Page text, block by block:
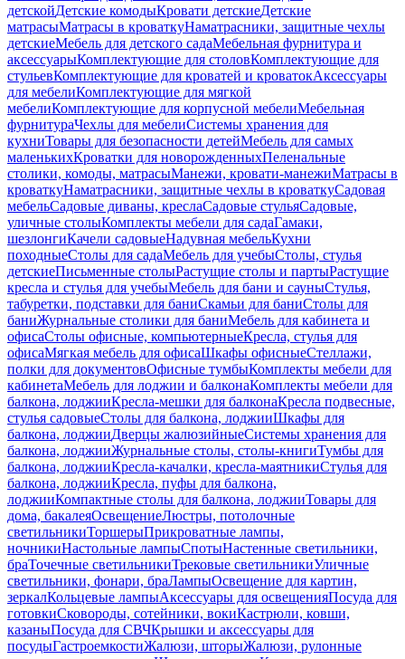
детскойДетские комодыКровати детскиеДетские
матрасыМатрасы в кроваткуНаматрасники, защитные чехлы
детскиеМебель для детского садаМебельная фурнитура и
аксессуарыКомплектующие для столовКомплектующие для
стульевКомплектующие для кроватей и кроватокАксессуары
для мебелиКомплектующие для мягкой
мебелиКомплектующие для корпусной мебелиМебельная
фурнитураЧехлы для мебелиСистемы хранения для
кухниТовары для безопасности детейМебель для самых
маленькихКроватки для новорожденныхПеленальные
столики, комоды, матрасыМанежи, кровати-манежиМатрасы в
кроваткуНаматрасники, защитные чехлы в кроваткуСадовая
мебельСадовые диваны, креслаСадовые стульяСадовые,
уличные столыКомплекты мебели для садаГамаки,
шезлонгиКачели садовыеНадувная мебельКухни
походныеСтолы для садаМебель для учебыСтолы, стулья
детскиеПисьменные столыРастущие столы и партыРастущие
кресла и стулья для учебыМебель для бани и сауныСтулья,
табуретки, подставки для баниСкамьи для баниСтолы для
баниЖурнальные столики для баниМебель для кабинета и
офисаСтолы офисные, компьютерныеКресла, стулья для
офисаМягкая мебель для офисаШкафы офисныеСтеллажи,
полки для документовОфисные тумбыКомплекты мебели для
кабинетаМебель для лоджии и балконаКомплекты мебели для
балкона, лоджииКресла-мешки для балконаКресла подвесные,
стулья садовыеСтолы для балкона, лоджииШкафы для
балкона, лоджииДверцы жалюзийныеСистемы хранения для
балкона, лоджииЖурнальные столы, столы-книгиТумбы для
балкона, лоджииКресла-качалки, кресла-маятникиСтулья для
балкона, лоджииКресла, пуфы для балкона,
лоджииКомпактные столы для балкона, лоджииТовары для
дома, бакалеяОсвещениеЛюстры, потолочные
светильникиТоршерыПрикроватные лампы,
ночникиНастольные лампыСпотыНастенные светильники,
браТочечные светильникиТрековые светильникиУличные
светильники, фонари, браЛампыОсвещение для картин,
зеркалКольцевые лампыАксессуары для освещенияПосуда для
готовкиСковороды, сотейники, вокиКастрюли, ковши,
казаныПосуда для СВЧКрышки и аксессуары для
посудыГастроемкостиЖалюзи, шторыЖалюзи, рулонные